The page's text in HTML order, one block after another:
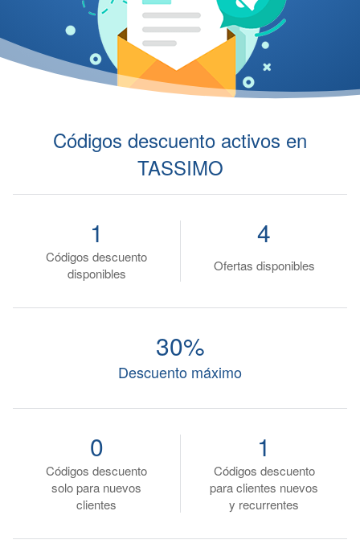
Códigos descuento activos en
TASSIMO
Códigos descuento
disponibles
1
Ofertas disponibles
4
Descuento máximo
30%
Códigos descuento
solo para nuevos
clientes
0
Códigos descuento
para clientes nuevos
y recurrentes
1